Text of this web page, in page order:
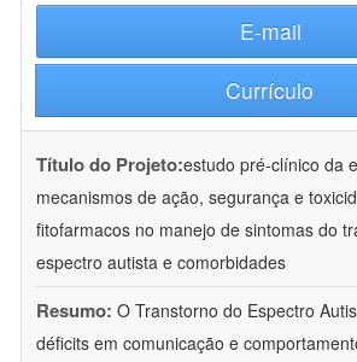
E-mail
Currículo
Título do Projeto:estudo pré-clínico da
mecanismos de ação, segurança e
fitofarmacos no manejo de sintomas do
espectro autista e comorbidades
Resumo: O Transtorno do Espectro
déficits em comunicação e